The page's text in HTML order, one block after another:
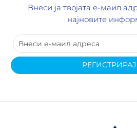
Внеси ја твојата е-маил
најновите